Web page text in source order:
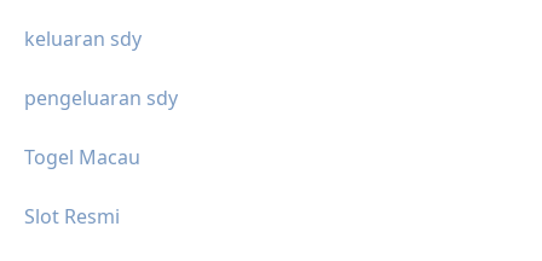
keluaran sdy
pengeluaran sdy
Togel Macau
Slot Resmi